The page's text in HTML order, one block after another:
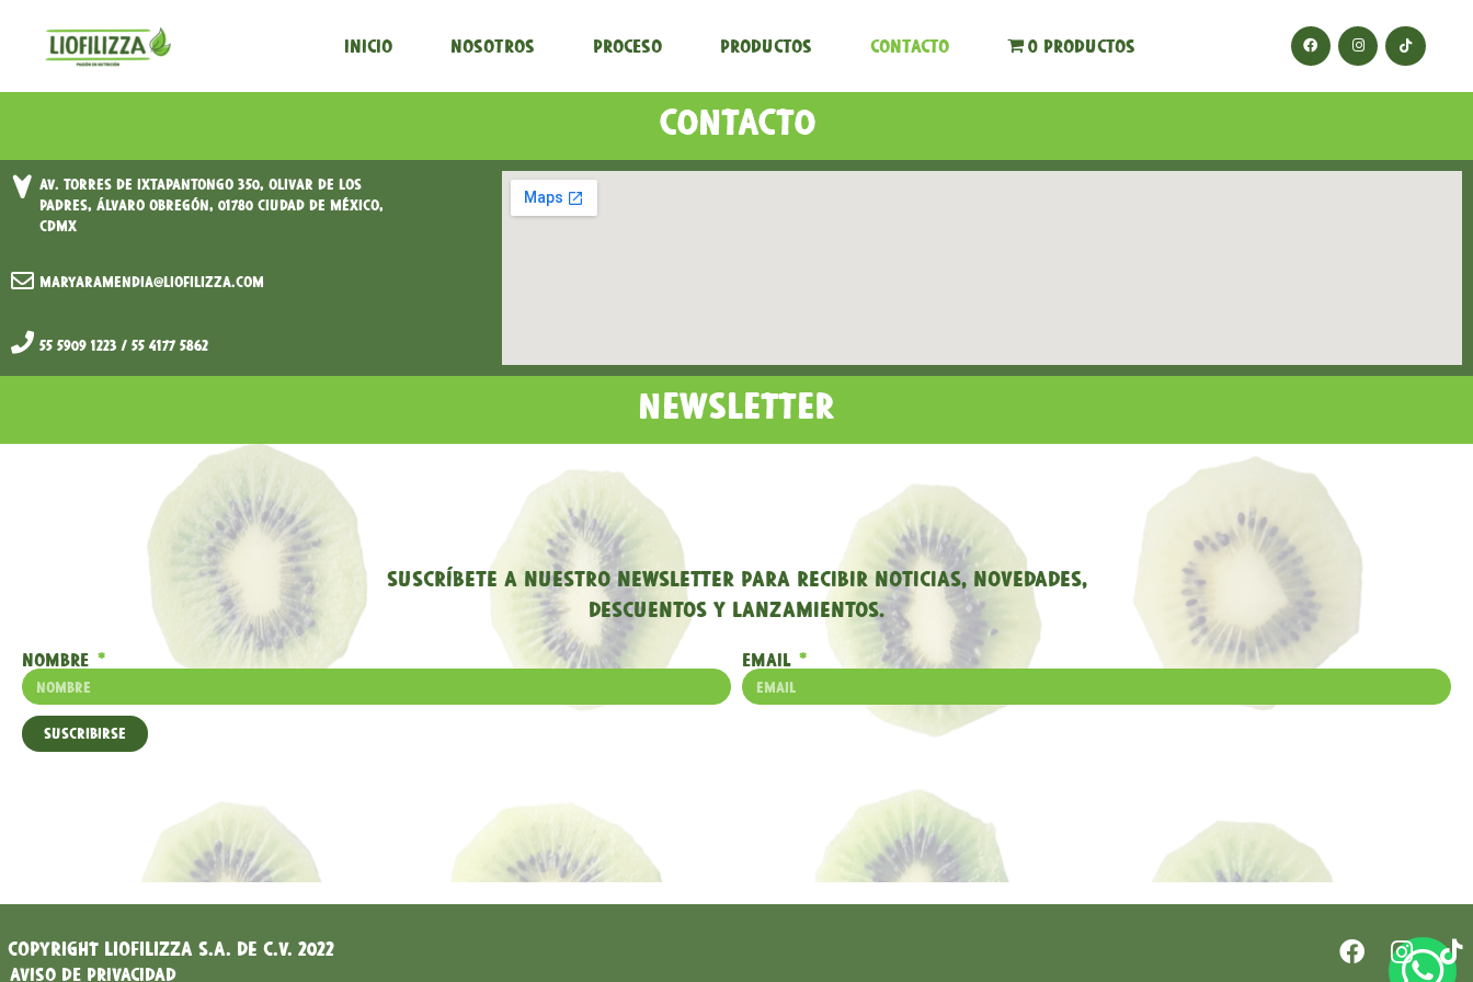
Inicio Nosotros Proceso Productos Contacto 0 productos
CONTACTO
Av. Torres de Ixtapantongo 350, Olivar de los
Padres, Álvaro Obregón, 01780 Ciudad de México,
CDMX
maryaramendia@liofilizza.com
55 5909 1223 / 55 4177 5862
NEWSLETTER
Suscríbete a nuestro newsletter para recibir noticias, novedades,
descuentos y lanzamientos.
Nombre Email
Suscribirse
COPYRIGHT LIOFILIZZA S.A. DE C.V. 2022
Aviso de Privacidad